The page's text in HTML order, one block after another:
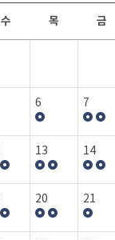
보도자료
행사갤러리
수 목 금
6 7
13 14
20 21